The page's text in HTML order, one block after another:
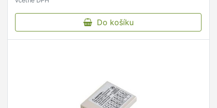
Do košíku